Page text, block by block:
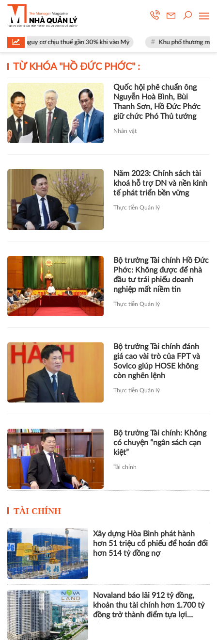
nguy cơ chịu thuế gần 30% khi vào Mỹ Khu phố thương mại
TỪ KHÓA " HỒ ĐỨC PHỚC" :
Quốc hội phê chuẩn ông
Nguyễn Hoà Bình, Bùi
Thanh Sơn, Hồ Đức Phớc
giữ chức Phó Thủ tướng
Nhân vật
Năm 2023: Chính sách tài
khoá hỗ trợ DN và nền kinh
tế phát triển bền vững
Thực tiễn Quản lý
Bộ trưởng Tài chính Hồ Đức
Phớc: Không được để nhà
đầu tư trái phiếu doanh
nghiệp mất niềm tin
Thực tiễn Quản lý
Bộ trưởng Tài chính đánh
giá cao vài trò của FPT và
Sovico giúp HOSE không
còn nghẽn lệnh
Thực tiễn Quản lý
Bộ trưởng Tài chính: Không
có chuyện “ngân sách cạn
kiệt”
Tài chính
TÀI CHÍNH
Xây dựng Hòa Bình phát hành
hơn 51 triệu cổ phiếu để hoán đổi
hơn 514 tỷ đồng nợ
Novaland báo lãi 912 tỷ đồng,
khoản thu tài chính hơn 1.700 tỷ
đồng trở thành điểm tựa lợi